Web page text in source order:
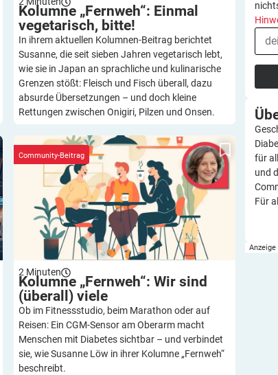
Kolumne „Fernweh“: Einmal
vegetarisch, bitte!
In ihrem aktuellen Kolumnen-Beitrag berichtet
Susanne, die seit sieben Jahren vegetarisch lebt,
wie sie in Japan an sprachliche und kulinarische
Grenzen stößt: Fleisch und Fisch überall, dazu
absurde Übersetzungen – und doch kleine
Rettungen zwischen Onigiri, Pilzen und Onsen.
Kolumne „Fernweh“: Wir sind (überall) viele
Community-Beitrag
2 Minuten
Kolumne „Fernweh“: Wir sind
(überall) viele
Ob im Fitnessstudio, beim Marathon oder auf
Reisen: Ein CGM-Sensor am Oberarm macht
Menschen mit Diabetes sichtbar – und verbindet
sie, wie Susanne Löw in ihrer Kolumne „Fernweh“
beschreibt.
für
und
Für